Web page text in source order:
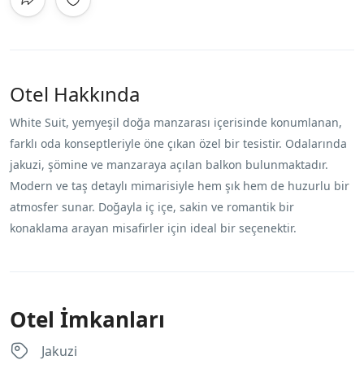
Otel Hakkında
White Suit, yemyeşil doğa manzarası içerisinde konumlanan,
farklı oda konseptleriyle öne çıkan özel bir tesistir. Odalarında
jakuzi, şömine ve manzaraya açılan balkon bulunmaktadır.
Modern ve taş detaylı mimarisiyle hem şık hem de huzurlu bir
atmosfer sunar. Doğayla iç içe, sakin ve romantik bir
konaklama arayan misafirler için ideal bir seçenektir.
Otel İmkanları
Jakuzi